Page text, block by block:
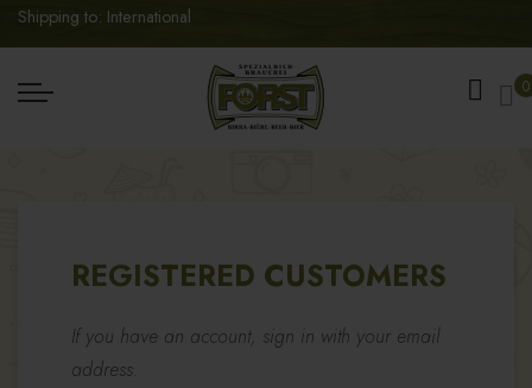
Shipping to: International
0
REGISTERED CUSTOMERS
If you have an account, sign in with your email
address.